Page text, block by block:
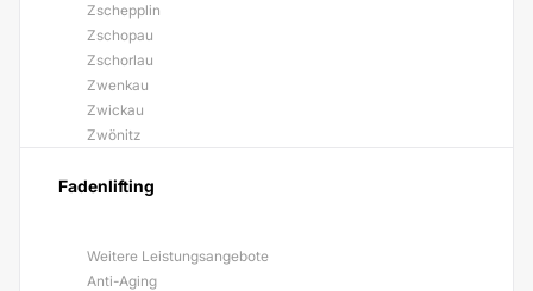
Zschepplin
Zschopau
Zschorlau
Zwenkau
Zwickau
Zwönitz
Fadenlifting
Weitere Leistungsangebote
Anti-Aging